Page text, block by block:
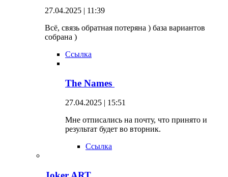
27.04.2025 | 11:39
Всё, связь обратная потеряна ) база вариантов
собрана )
Ссылка
The Names
27.04.2025 | 15:51
Мне отписались на почту, что принято и
результат будет во вторник.
Ссылка